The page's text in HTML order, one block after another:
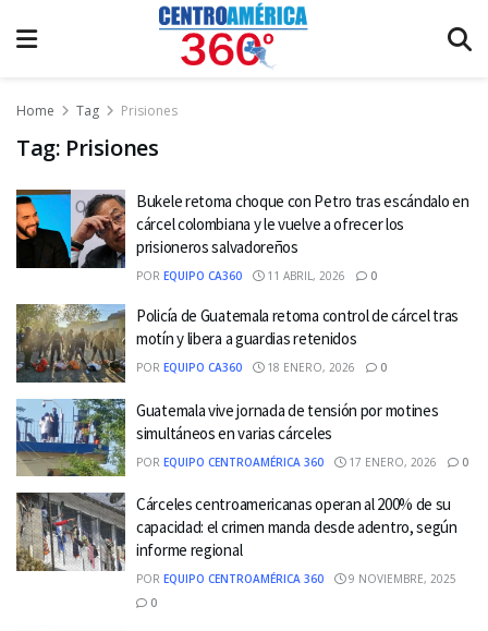
Home Tag Prisiones
Tag: Prisiones
Bukele retoma choque con Petro tras escándalo en
cárcel colombiana y le vuelve a ofrecer los
prisioneros salvadoreños
POR EQUIPO CA360 11 ABRIL, 2026 0
Policía de Guatemala retoma control de cárcel tras
motín y libera a guardias retenidos
POR EQUIPO CA360 18 ENERO, 2026 0
Guatemala vive jornada de tensión por motines
simultáneos en varias cárceles
POR EQUIPO CENTROAMÉRICA 360 17 ENERO, 2026 0
Cárceles centroamericanas operan al 200% de su
capacidad: el crimen manda desde adentro, según
informe regional
POR EQUIPO CENTROAMÉRICA 360
9 NOVIEMBRE, 2025
0